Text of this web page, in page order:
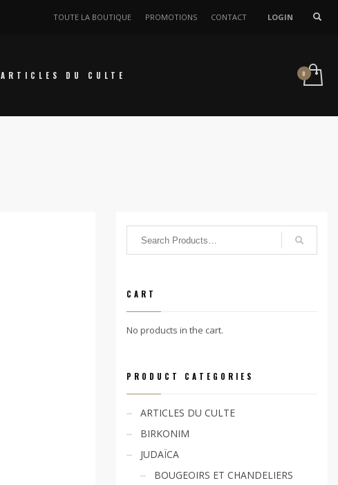
TOUTE LA BOUTIQUE PROMOTIONS CONTACT LOGIN
ARTICLES DU CULTE
CART
No products in the cart.
PRODUCT CATEGORIES
ARTICLES DU CULTE
BIRKONIM
JUDAÏCA
BOUGEOIRS ET CHANDELIERS